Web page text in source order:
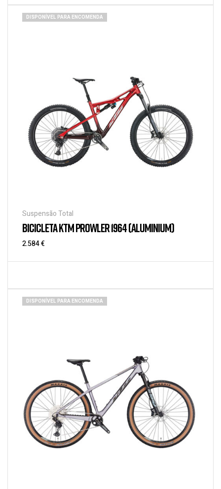
DISPONÍVEL PARA ENCOMENDA
Suspensão Total
BICICLETA KTM PROWLER 1964 (ALUMINIUM)
2.584€
DISPONÍVEL PARA ENCOMENDA